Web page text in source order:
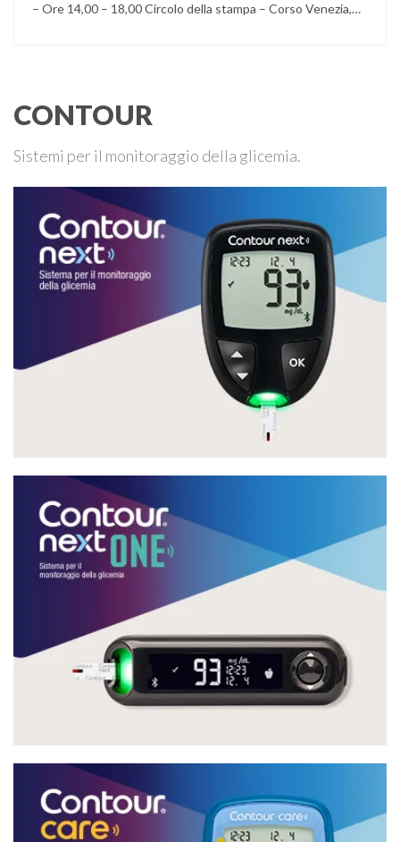
– Ore 14,00 – 18,00 Circolo della stampa – Corso Venezia,
CONTOUR
Sistemi per il monitoraggio della glicemia.